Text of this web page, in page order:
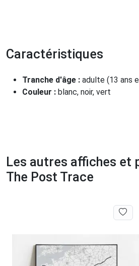
Caractéristiques
Tranche d'âge : adulte (13 ans
Couleur : blanc, noir, vert
Les autres affiches et
The Post Trace